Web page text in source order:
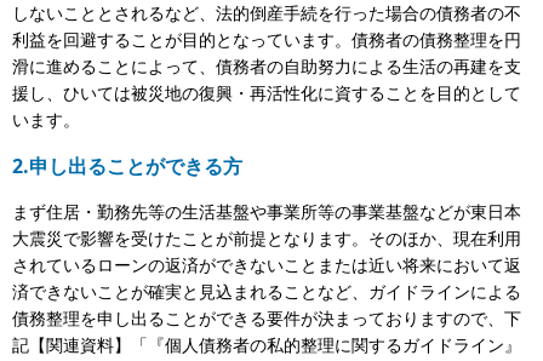
しないこととされるなど、法的倒産手続を行った場合の債務者の不
利益を回避することが目的となっています。債務者の債務整理を円
滑に進めることによって、債務者の自助努力による生活の再建を支
援し、ひいては被災地の復興・再活性化に資することを目的として
います。
2.申し出ることができる方
まず住居・勤務先等の生活基盤や事業所等の事業基盤などが東日本
大震災で影響を受けたことが前提となります。そのほか、現在利用
されているローンの返済ができないことまたは近い将来において返
済できないことが確実と見込まれることなど、ガイドラインによる
債務整理を申し出ることができる要件が決まっておりますので、下
記【関連資料】「『個人債務者の私的整理に関するガイドライン』